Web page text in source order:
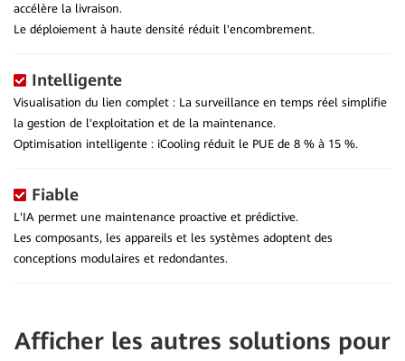
accélère la livraison.
Le déploiement à haute densité réduit l'encombrement.
Intelligente
Visualisation du lien complet : La surveillance en temps réel simplifie
la gestion de l'exploitation et de la maintenance.
Optimisation intelligente : iCooling réduit le PUE de 8 % à 15 %.
Fiable
L'IA permet une maintenance proactive et prédictive.
Les composants, les appareils et les systèmes adoptent des
conceptions modulaires et redondantes.
Afficher les autres solutions pour